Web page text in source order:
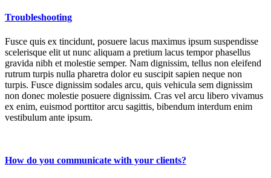
Troubleshooting
Fusce quis ex tincidunt, posuere lacus maximus ipsum suspendisse
scelerisque elit ut nunc aliquam a pretium lacus tempor phasellus
gravida nibh et molestie semper. Nam dignissim, tellus non eleifend
rutrum turpis nulla pharetra dolor eu suscipit sapien neque non
turpis. Fusce dignissim sodales arcu, quis vehicula sem dignissim
non donec molestie posuere dignissim. Cras vel arcu libero vivamus
ex enim, euismod porttitor arcu sagittis, bibendum interdum enim
vestibulum ante ipsum.
How do you communicate with your clients?